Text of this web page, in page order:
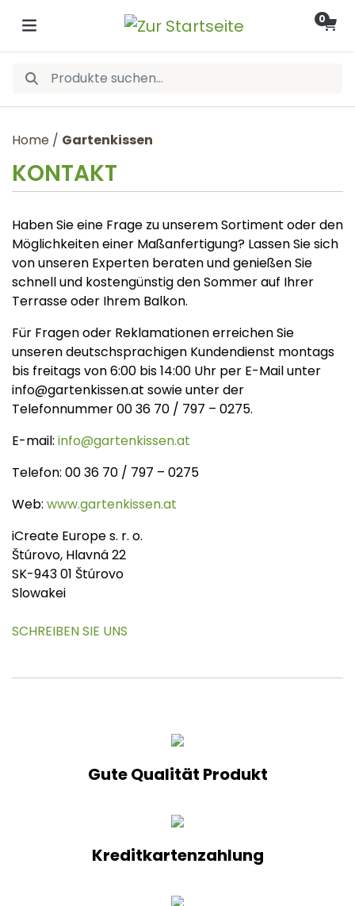
0
Home / Gartenkissen
KONTAKT
Haben Sie eine Frage zu unserem Sortiment oder den
Möglichkeiten einer Maßanfertigung? Lassen Sie sich
von unseren Experten beraten und genießen Sie
schnell und kostengünstig den Sommer auf Ihrer
Terrasse oder Ihrem Balkon.
Für Fragen oder Reklamationen erreichen Sie
unseren deutschsprachigen Kundendienst montags
bis freitags von 6:00 bis 14:00 Uhr per E-Mail unter
info@gartenkissen.at sowie unter der
Telefonnummer 00 36 70 / 797 – 0275.
E-mail: info@gartenkissen.at
Telefon: 00 36 70 / 797 – 0275
Web: www.gartenkissen.at
iCreate Europe s. r. o.
Štúrovo, Hlavná 22
SK-943 01 Štúrovo
Slowakei
SCHREIBEN SIE UNS
Gute Qualität Produkt
Kreditkartenzahlung